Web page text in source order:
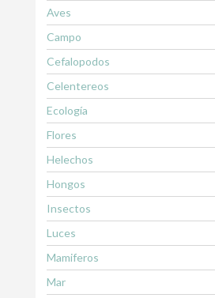
Aves
Campo
Cefalopodos
Celentereos
Ecología
Flores
Helechos
Hongos
Insectos
Luces
Mamiferos
Mar